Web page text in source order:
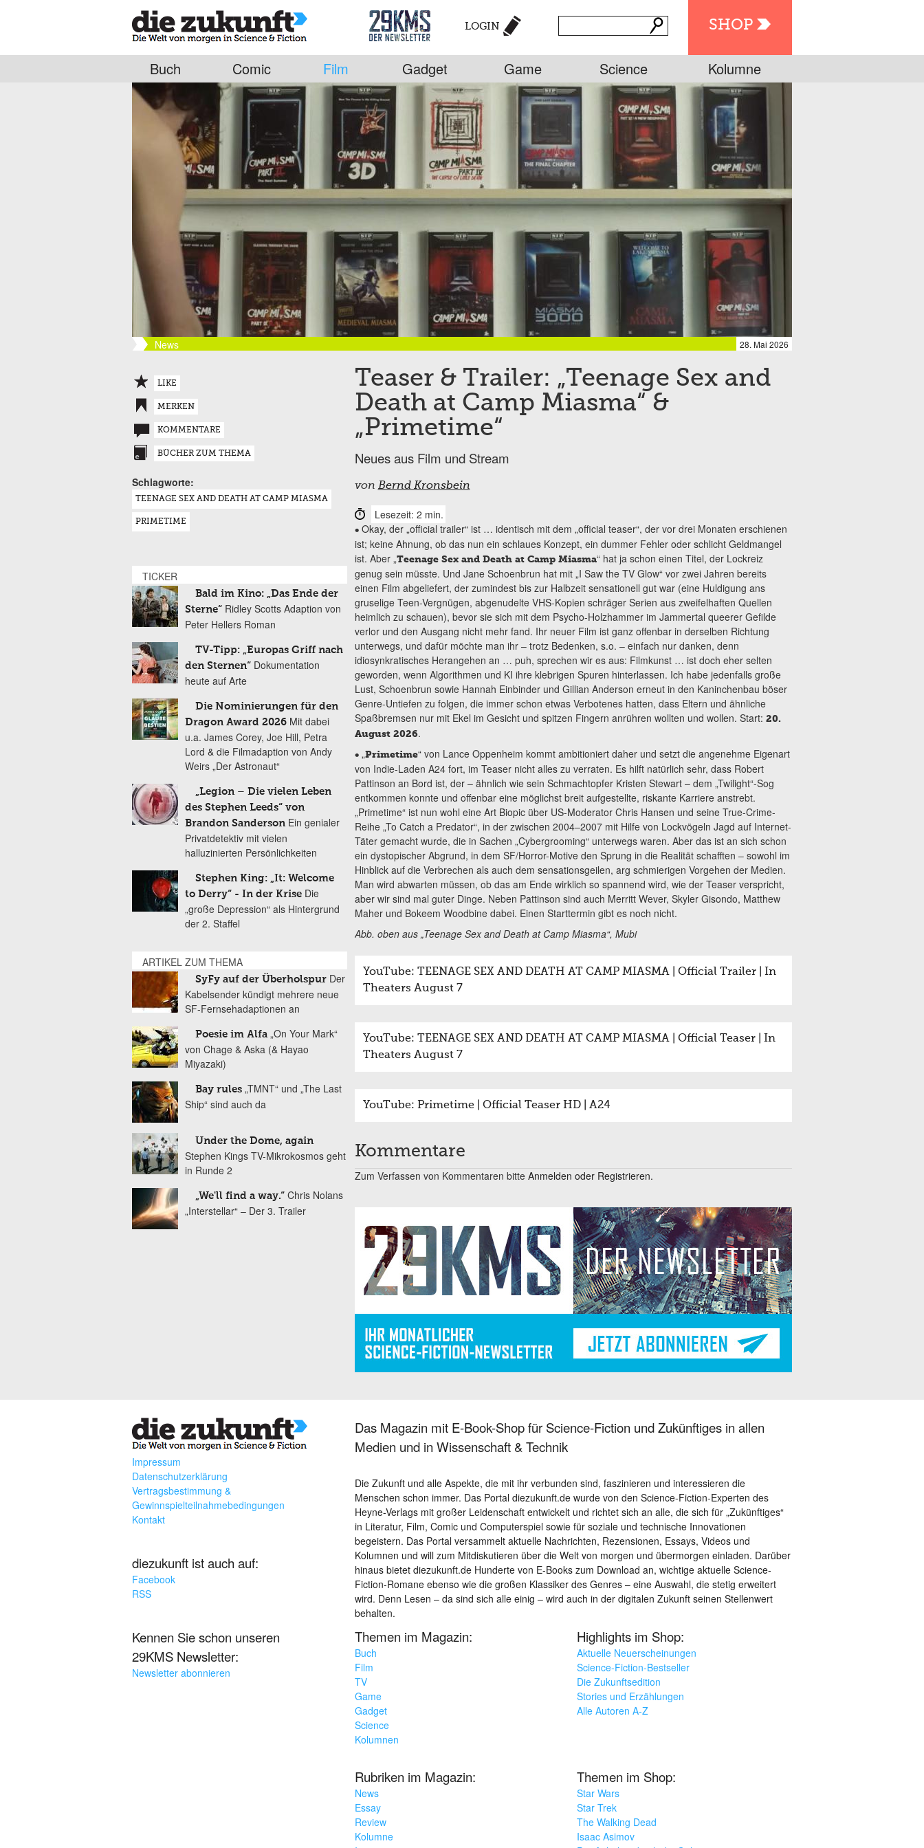
SHOP
LOGIN
Buch Comic Film Gadget Game Science Kolumne
News 28. Mai 2026
Teaser & Trailer: „Teenage Sex and
Death at Camp Miasma“ &
„Primetime“
Neues aus Film und Stream
von Bernd Kronsbein
Lesezeit: 2 min.
• Okay, der „official trailer“ ist … identisch mit dem „official teaser“, der vor drei Monaten erschienen
ist; keine Ahnung, ob das nun ein schlaues Konzept, ein dummer Fehler oder schlicht Geldmangel
ist. Aber „Teenage Sex and Death at Camp Miasma“ hat ja schon einen Titel, der Lockreiz
genug sein müsste. Und Jane Schoenbrun hat mit „I Saw the TV Glow“ vor zwei Jahren bereits
einen Film abgeliefert, der zumindest bis zur Halbzeit sensationell gut war (eine Huldigung ans
gruselige Teen-Vergnügen, abgenudelte VHS-Kopien schräger Serien aus zweifelhaften Quellen
heimlich zu schauen), bevor sie sich mit dem Psycho-Holzhammer im Jammertal queerer Gefilde
verlor und den Ausgang nicht mehr fand. Ihr neuer Film ist ganz offenbar in derselben Richtung
unterwegs, und dafür möchte man ihr – trotz Bedenken, s.o. – einfach nur danken, denn
idiosynkratisches Herangehen an … puh, sprechen wir es aus: Filmkunst … ist doch eher selten
geworden, wenn Algorithmen und KI ihre klebrigen Spuren hinterlassen. Ich habe jedenfalls große
Lust, Schoenbrun sowie Hannah Einbinder und Gillian Anderson erneut in den Kaninchenbau böser
Genre-Untiefen zu folgen, die immer schon etwas Verbotenes hatten, dass Eltern und ähnliche
Spaßbremsen nur mit Ekel im Gesicht und spitzen Fingern anrühren wollten und wollen. Start: 20.
August 2026.
•„Primetime“ von Lance Oppenheim kommt ambitioniert daher und setzt die angenehme Eigenart
von Indie-Laden A24 fort, im Teaser nicht alles zu verraten. Es hilft natürlich sehr, dass Robert
Pattinson an Bord ist, der – ähnlich wie sein Schmachtopfer Kristen Stewart – dem „Twilight“-Sog
entkommen konnte und offenbar eine möglichst breit aufgestellte, riskante Karriere anstrebt.
„Primetime“ ist nun wohl eine Art Biopic über US-Moderator Chris Hansen und seine True-Crime-
Reihe „To Catch a Predator“, in der zwischen 2004–2007 mit Hilfe von Lockvögeln Jagd auf Internet-
Täter gemacht wurde, die in Sachen „Cybergrooming“ unterwegs waren. Aber das ist an sich schon
ein dystopischer Abgrund, in dem SF/Horror-Motive den Sprung in die Realität schafften – sowohl im
Hinblick auf die Verbrechen als auch dem sensationsgeilen, arg schmierigen Vorgehen der Medien.
Man wird abwarten müssen, ob das am Ende wirklich so spannend wird, wie der Teaser verspricht,
aber wir sind mal guter Dinge. Neben Pattinson sind auch Merritt Wever, Skyler Gisondo, Matthew
Maher und Bokeem Woodbine dabei. Einen Starttermin gibt es noch nicht.
Abb. oben aus „Teenage Sex and Death at Camp Miasma“, Mubi
YouTube: TEENAGE SEX AND DEATH AT CAMP MIASMA | Official Trailer | In
Theaters August 7
YouTube: TEENAGE SEX AND DEATH AT CAMP MIASMA | Official Teaser | In
Theaters August 7
YouTube: Primetime | Official Teaser HD | A24
Kommentare
Zum Verfassen von Kommentaren bitte Anmelden oder Registrieren.
LIKE
MERKEN
KOMMENTARE
BÜCHER ZUM THEMA
Schlagworte:
TEENAGE SEX AND DEATH AT CAMP MIASMA
PRIMETIME
TICKER
Bald im Kino: „Das Ende der
Sterne“ Ridley Scotts Adaption von
Peter Hellers Roman
TV-Tipp: „Europas Griff nach
den Sternen“ Dokumentation
heute auf Arte
Die Nominierungen für den
Dragon Award 2026 Mit dabei
u.a. James Corey, Joe Hill, Petra
Lord & die Filmadaption von Andy
Weirs „Der Astronaut“
„Legion – Die vielen Leben
des Stephen Leeds“ von
Brandon Sanderson Ein genialer
Privatdetektiv mit vielen
halluzinierten Persönlichkeiten
Stephen King: „It: Welcome
to Derry“ - In der Krise Die
„große Depression“ als Hintergrund
der 2. Staffel
ARTIKEL ZUM THEMA
SyFy auf der Überholspur Der
Kabelsender kündigt mehrere neue
SF-Fernsehadaptionen an
Poesie im Alfa „On Your Mark“
von Chage & Aska (& Hayao
Miyazaki)
Bay rules „TMNT“ und „The Last
Ship“ sind auch da
Under the Dome, again
Stephen Kings TV-Mikrokosmos geht
in Runde 2
„We'll find a way.“ Chris Nolans
„Interstellar“ – Der 3. Trailer
Impressum
Datenschutzerklärung
Vertragsbestimmung &
Gewinnspielteilnahmebedingungen
Kontakt
diezukunft ist auch auf:
Facebook
RSS
Kennen Sie schon unseren
29KMS Newsletter:
Newsletter abonnieren
Das Magazin mit E-Book-Shop für Science-Fiction und Zukünftiges in allen
Medien und in Wissenschaft & Technik
Die Zukunft und alle Aspekte, die mit ihr verbunden sind, faszinieren und interessieren die
Menschen schon immer. Das Portal diezukunft.de wurde von den Science-Fiction-Experten des
Heyne-Verlags mit großer Leidenschaft entwickelt und richtet sich an alle, die sich für „Zukünftiges“
in Literatur, Film, Comic und Computerspiel sowie für soziale und technische Innovationen
begeistern. Das Portal versammelt aktuelle Nachrichten, Rezensionen, Essays, Videos und
Kolumnen und will zum Mitdiskutieren über die Welt von morgen und übermorgen einladen. Darüber
hinaus bietet diezukunft.de Hunderte von E-Books zum Download an, wichtige aktuelle Science-
Fiction-Romane ebenso wie die großen Klassiker des Genres – eine Auswahl, die stetig erweitert
wird. Denn Lesen – da sind sich alle einig – wird auch in der digitalen Zukunft seinen Stellenwert
behalten.
Themen im Magazin:
Buch
Film
TV
Game
Gadget
Science
Kolumnen
Highlights im Shop:
Aktuelle Neuerscheinungen
Science-Fiction-Bestseller
Die Zukunftsedition
Stories und Erzählungen
Alle Autoren A-Z
Rubriken im Magazin:
News
Essay
Review
Kolumne
Themen im Shop:
Star Wars
Star Trek
The Walking Dead
Isaac Asimov